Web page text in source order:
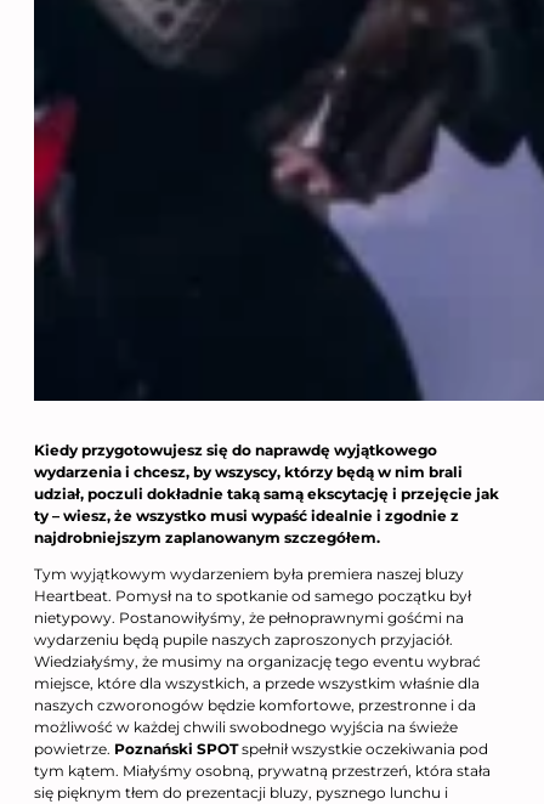
Kiedy przygotowujesz się do naprawdę wyjątkowego
wydarzenia i chcesz, by wszyscy, którzy będą w nim brali
udział, poczuli dokładnie taką samą ekscytację i przejęcie jak
ty – wiesz, że wszystko musi wypaść idealnie i zgodnie z
najdrobniejszym zaplanowanym szczegółem.
Tym wyjątkowym wydarzeniem była premiera naszej bluzy
Heartbeat. Pomysł na to spotkanie od samego początku był
nietypowy. Postanowiłyśmy, że pełnoprawnymi gośćmi na
wydarzeniu będą pupile naszych zaproszonych przyjaciół.
Wiedziałyśmy, że musimy na organizację tego eventu wybrać
miejsce, które dla wszystkich, a przede wszystkim właśnie dla
naszych czworonogów będzie komfortowe, przestronne i da
możliwość w każdej chwili swobodnego wyjścia na świeże
powietrze. Poznański SPOTspełnił wszystkie oczekiwania pod
tym kątem. Miałyśmy osobną, prywatną przestrzeń, która stała
się pięknym tłem do prezentacji bluzy, pysznego lunchu i